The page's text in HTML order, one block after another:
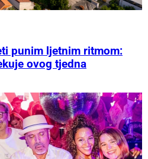
punim ljetnim ritmom:
ovog tjedna